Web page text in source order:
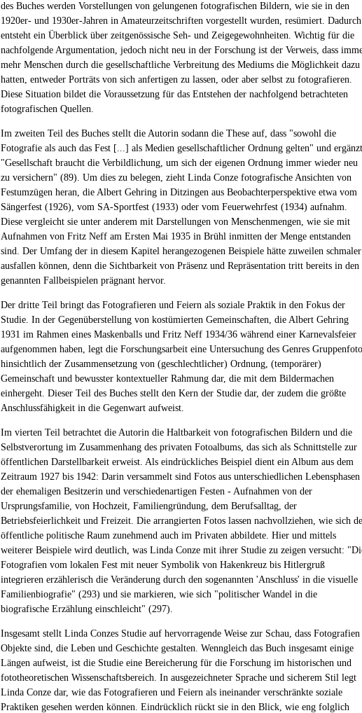
des Buches werden Vorstellungen von gelungenen fotografischen Bildern, wie sie in den
1920er- und 1930er-Jahren in Amateurzeitschriften vorgestellt wurden, resümiert. Dadurch
entsteht ein Überblick über zeitgenössische Seh- und Zeigegewohnheiten. Wichtig für die
nachfolgende Argumentation, jedoch nicht neu in der Forschung ist der Verweis, dass
mehr Menschen durch die gesellschaftliche Verbreitung des Mediums die Möglichkeit dazu
hatten, entweder Porträts von sich anfertigen zu lassen, oder aber selbst zu fotografieren.
Diese Situation bildet die Voraussetzung für das Entstehen der nachfolgend betrachteten
fotografischen Quellen.
Im zweiten Teil des Buches stellt die Autorin sodann die These auf, dass "sowohl die
Fotografie als auch das Fest [...] als Medien gesellschaftlicher Ordnung gelten" und
"Gesellschaft braucht die Verbildlichung, um sich der eigenen Ordnung immer wieder neu
zu versichern" (89). Um dies zu belegen, zieht Linda Conze fotografische Ansichten von
Festumzügen heran, die Albert Gehring in Ditzingen aus Beobachterperspektive etwa vom
Sängerfest (1926), vom SA-Sportfest (1933) oder vom Feuerwehrfest (1934) aufnahm.
Diese vergleicht sie unter anderem mit Darstellungen von Menschenmengen, wie sie mit
Aufnahmen von Fritz Neff am Ersten Mai 1935 in Brühl inmitten der Menge entstanden
sind. Der Umfang der in diesem Kapitel herangezogenen Beispiele hätte zuweilen schmaler
ausfallen können, denn die Sichtbarkeit von Präsenz und Repräsentation tritt bereits in den
genannten Fallbeispielen prägnant hervor.
Der dritte Teil bringt das Fotografieren und Feiern als soziale Praktik in den Fokus der
Studie. In der Gegenüberstellung von kostümierten Gemeinschaften, die Albert Gehring
1931 im Rahmen eines Maskenballs und Fritz Neff 1934/36 während einer Karnevalsfeier
aufgenommen haben, legt die Forschungsarbeit eine Untersuchung des Genres Gruppenfoto
hinsichtlich der Zusammensetzung von (geschlechtlicher) Ordnung, (temporärer)
Gemeinschaft und bewusster kontextueller Rahmung dar, die mit dem Bildermachen
einhergeht. Dieser Teil des Buches stellt den Kern der Studie dar, der zudem die größte
Anschlussfähigkeit in die Gegenwart aufweist.
Im vierten Teil betrachtet die Autorin die Haltbarkeit von fotografischen Bildern und die
Selbstverortung im Zusammenhang des privaten Fotoalbums, das sich als Schnittstelle zur
öffentlichen Darstellbarkeit erweist. Als eindrückliches Beispiel dient ein Album aus dem
Zeitraum 1927 bis 1942: Darin versammelt sind Fotos aus unterschiedlichen Lebensphasen
der ehemaligen Besitzerin und verschiedenartigen Festen - Aufnahmen von der
Ursprungsfamilie, von Hochzeit, Familiengründung, dem Berufsalltag, der
Betriebsfeierlichkeit und Freizeit. Die arrangierten Fotos lassen nachvollziehen, wie sich
öffentliche politische Raum zunehmend auch im Privaten abbildete. Hier und mittels
weiterer Beispiele wird deutlich, was Linda Conze mit ihrer Studie zu zeigen versucht:
Fotografien vom lokalen Fest mit neuer Symbolik von Hakenkreuz bis Hitlergruß
integrieren erzählerisch die Veränderung durch den sogenannten 'Anschluss' in die visuelle
Familienbiografie" (293) und sie markieren, wie sich "politischer Wandel in die
biografische Erzählung einschleicht" (297).
Insgesamt stellt Linda Conzes Studie auf hervorragende Weise zur Schau, dass Fotografien
Objekte sind, die Leben und Geschichte gestalten. Wenngleich das Buch insgesamt einige
Längen aufweist, ist die Studie eine Bereicherung für die Forschung im historischen und
fototheoretischen Wissenschaftsbereich. In ausgezeichneter Sprache und sicherem Stil legt
Linda Conze dar, wie das Fotografieren und Feiern als ineinander verschränkte soziale
Praktiken gesehen werden können. Eindrücklich rückt sie in den Blick, wie eng folglich